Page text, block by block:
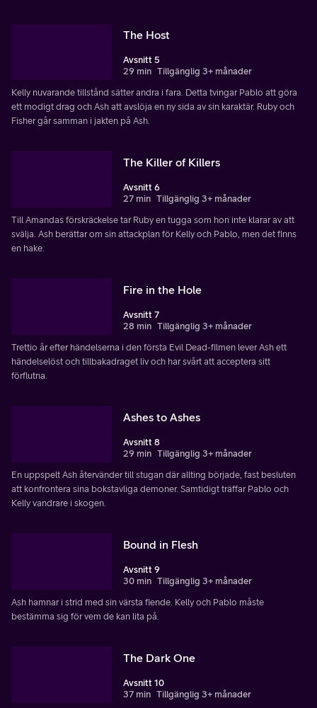
The Host
Avsnitt 5
29 min Tillgänglig 3+ månader
Kelly nuvarande tillstånd sätter andra i fara. Detta tvingar Pablo att göra
ett modigt drag och Ash att avslöja en ny sida av sin karaktär. Ruby och
Fisher går samman i jakten på Ash.
The Killer of Killers
Avsnitt 6
27 min Tillgänglig 3+ månader
Till Amandas förskräckelse tar Ruby en tugga som hon inte klarar av att
svälja. Ash berättar om sin attackplan för Kelly och Pablo, men det finns
en hake.
Fire in the Hole
Avsnitt 7
28 min Tillgänglig 3+ månader
Trettio år efter händelserna i den första Evil Dead-filmen lever Ash ett
händelselöst och tillbakadraget liv och har svårt att acceptera sitt
förflutna.
Ashes to Ashes
Avsnitt 8
29 min Tillgänglig 3+ månader
En uppspelt Ash återvänder till stugan där allting började, fast besluten
att konfrontera sina bokstavliga demoner. Samtidigt träffar Pablo och
Kelly vandrare i skogen.
Bound in Flesh
Avsnitt 9
30 min Tillgänglig 3+ månader
Ash hamnar i strid med sin värsta fiende. Kelly och Pablo måste
bestämma sig för vem de kan lita på.
The Dark One
Avsnitt 10
37 min Tillgänglig 3+ månader